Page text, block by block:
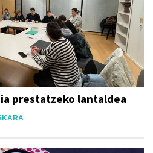
prestatzeko lantaldea